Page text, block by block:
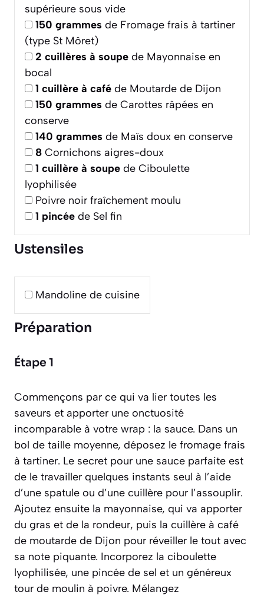
supérieure sous vide
150 grammes de Fromage frais à tartiner
(type St Môret)
2 cuillères à soupe de Mayonnaise en
bocal
1 cuillère à café de Moutarde de Dijon
150 grammes de Carottes râpées en
conserve
140 grammes de Maïs doux en conserve
8 Cornichons aigres-doux
1 cuillère à soupe de Ciboulette
lyophilisée
Poivre noir fraîchement moulu
1 pincée de Sel fin
Ustensiles
Mandoline de cuisine
Préparation
Étape 1
Commençons par ce qui va lier toutes les
saveurs et apporter une onctuosité
incomparable à votre wrap : la sauce. Dans un
bol de taille moyenne, déposez le fromage frais
à tartiner. Le secret pour une sauce parfaite est
de le travailler quelques instants seul à l’aide
d’une spatule ou d’une cuillère pour l’assouplir.
Ajoutez ensuite la mayonnaise, qui va apporter
du gras et de la rondeur, puis la cuillère à café
de moutarde de Dijon pour réveiller le tout avec
sa note piquante. Incorporez la ciboulette
lyophilisée, une pincée de sel et un généreux
tour de moulin à poivre. Mélangez